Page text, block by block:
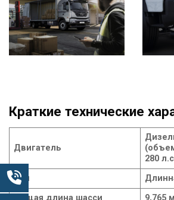
Краткие технические
Двигатель
280
Тип
Общая длина шасси
9,765